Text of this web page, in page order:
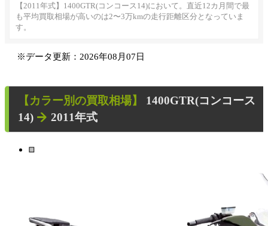
【2011年式】1400GTR(コンコース14)において。直近12カ月間で最
も平均買取相場が高いのは2〜3万kmの走行距離区分となっていま
す。
※データ更新：2026年08月07日
【カラー別の買取相場】
1400GTR(コンコース
14)
2011年式
■